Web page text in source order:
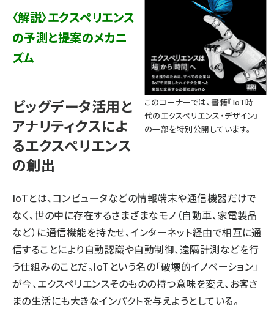
このコーナーでは、書籍『IoT時
代のエクスペリエンス・デザイン』
の一部を特別公開しています。
〈解説〉エクスペリエンス
の予測と提案のメカニ
ズム
ビッグデータ活用と
アナリティクスによ
るエクスペリエンス
の創出
IoTとは、コンピュータなどの情報端末や通信機器だけで
なく、世の中に存在するさまざまなモノ（自動車、家電製品
など）に通信機能を持たせ、インターネット経由で相互に通
信することにより自動認識や自動制御、遠隔計測などを行
う仕組みのことだ。IoTという名の「破壊的イノベーション」
が今、エクスペリエンスそのものの持つ意味を変え、お客さ
まの生活にも大きなインパクトを与えようとしている。